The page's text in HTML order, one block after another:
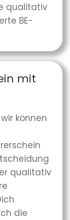
qualitativ
BE-
mit
können
qualitativ
die